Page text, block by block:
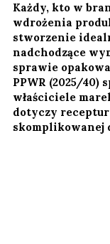
Każdy, kto w
wdrożenia
stworzenie
nadchodzące
sprawie
PPWR (2025/40)
właściciele
dotyczy
skomplikowanej